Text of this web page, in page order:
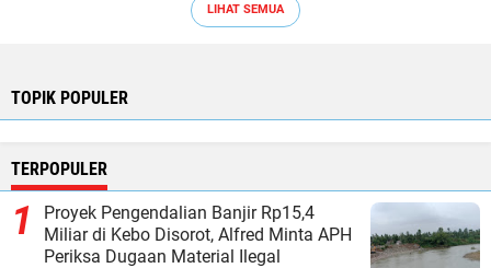
LIHAT SEMUA
TOPIK POPULER
TERPOPULER
Proyek Pengendalian Banjir Rp15,4
Miliar di Kebo Disorot, Alfred Minta APH
Periksa Dugaan Material Ilegal